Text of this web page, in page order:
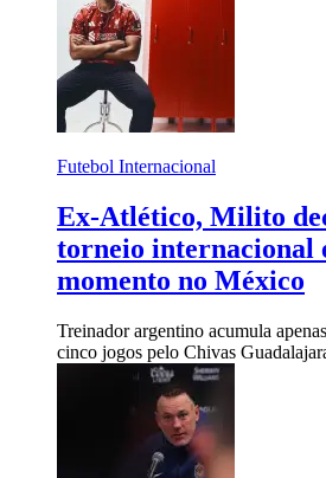
Futebol Internacional
Ex-Atlético, Milito
torneio internacional
momento no México
Treinador argentino acumula
cinco jogos pelo Chivas